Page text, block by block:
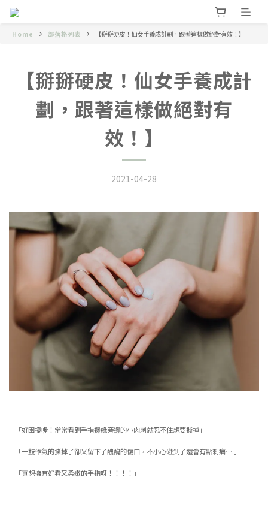
Home 部落格列表 【掰掰硬皮！仙女手養成計劃，跟著這樣做絕對有效！】
【掰掰硬皮！仙女手養成計
劃，跟著這樣做絕對有
效！】
2021-04-28
「好困擾喔！常常看到手指邊緣旁邊的小肉刺就忍不住想要撕掉」
「一鼓作氣的撕掉了卻又留下了醜醜的傷口，不小心碰到了還會有點刺痛….」
「真想擁有好看又柔嫩的手指呀！！！！」